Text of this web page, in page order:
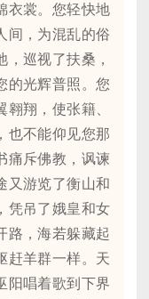
衣裳。您轻快地
间，为混乱的俗
巡视了扶桑，
的光辉普照。您
翔，使张籍、
也不能仰见您那
痛斥佛教，讽谏
又游览了衡山和
凭吊了娥皇和女
路，海若躲藏起
赶羊群一样。天
阳唱着歌到下界